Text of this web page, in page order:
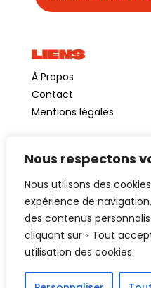
Nous respectons
Nous utilisons des
expérience de
des contenus
cliquant sur « Tout
utilisation des cookies.
LIENS
À Propos
Contact
Mentions légales
Création site internet